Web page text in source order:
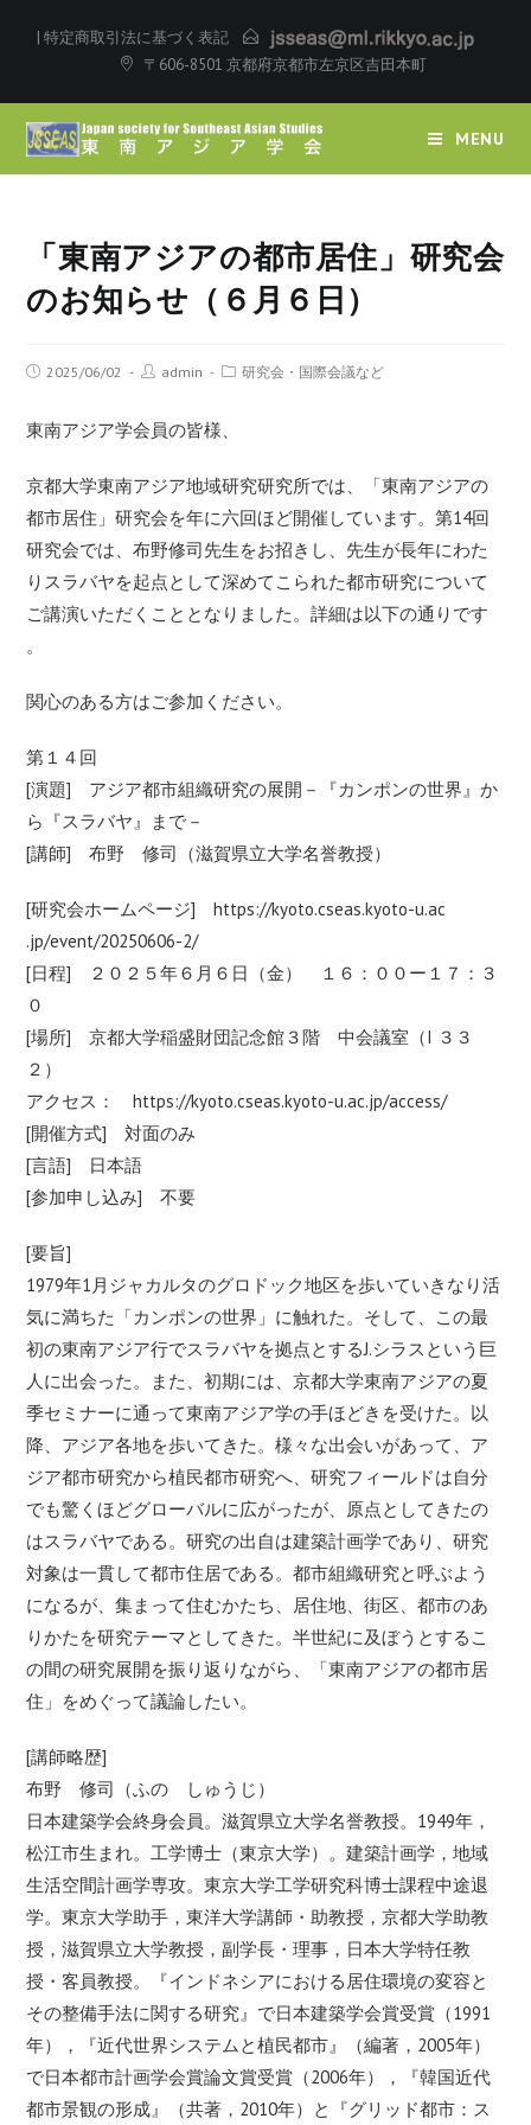
| 特定商取引法に基づく表記
〒606-8501 京都府京都市左京区吉田本町
MENU
「東南アジアの都市居住」研究会
のお知らせ（６月６日）
2025/06/02 admin 研究会・国際会議など
東南アジア学会員の皆様、
京都大学東南アジア地域研究研究所では、「東南アジアの
都市居住 」研究会を年に六回ほど開催しています。第14回
研究会では、布野修司先生をお招きし、 先生が長年にわた
りスラバヤを起点として深めてこられた都市研究について
ご講演いただくこととなりました。詳細は以下の通りです
。
関心のある方はご参加ください。
第１４回
[演題] アジア都市組織研究の展開－『カンポンの世界』か
ら『スラバヤ』
まで－
[講師] 布野 修司（滋賀県立大学名誉教授）
[研究会ホームページ]https://kyoto.cseas.kyoto-u.ac
.jp/event/20250606-2/
[⽇程] ２０２５年６月６日（金） １６：００ー１７：３
０
[場所] 京都大学稲盛財団記念館３階 中会議室（I ３３
２）
アクセス：https://kyoto.cseas.kyoto-u.ac.jp/access/
[開催方式] 対面のみ
[⾔語] ⽇本語
[参加申し込み] 不要
[要旨]
1979年1月ジャカルタのグロドック地区を歩いていきなり活
気に満ちた「カンポンの世界」に触れた。そして、この最
初の東南アジア行でスラバヤを拠点とするJ.シラスという巨
人に出会った。
また、初期には、京都大学東南アジアの夏
季セミナーに通って東南アジア学の手ほどきを受けた。以
降、アジア各地を歩いてきた。様 々な出会いがあって、ア
ジア都市研究から植民都市研究へ、研究フ ィールドは自分
でも驚くほどグローバルに広がったが、原点として きたの
はスラバヤである。研究の出自は建築計画学であり、研究
対象は一貫して都市住居である。都市組織研究と呼ぶよう
になるが、集まって住むかたち、居住地、街区、都市のあ
りかたを研究テーマとしてきた。半世紀に及ぼうとするこ
の間の研究展開を振り返りながら、「東南アジアの都市居
住」 をめぐって議論したい。
[講師略歴]
布野 修司（ふの しゅうじ）
日本建築学会終身会員。滋賀県立大学名誉教授。1949年，
松江市生まれ。工学博士（東京大学）。建築計画学，地域
生活空間計画学専攻。東京大学工学研究科博士課程中途退
学。東京大学助手，東洋大学講師・助教授，京都大学助教
授，滋賀県立大学教授，副学長・理事，日本大学特任教
授・客員教授。『インドネシアにおける居住環境の変容と
その整備手法に関する研究』 で日本建築学会賞受賞（1991
年），『近代世界システムと植民都市』（編著，2005年）
で日本都市計画学会賞論文賞受賞（2006年），『韓国近代
都市景観の形成』（共著，2010年） と『グリッド都市：ス